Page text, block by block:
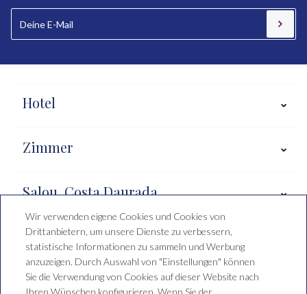
Hotel
Zimmer
Salou, Costa Daurada
Buchungsbedingungen
Wir verwenden eigene Cookies und Cookies von
Drittanbietern, um unsere Dienste zu verbessern,
statistische Informationen zu sammeln und Werbung
anzuzeigen. Durch Auswahl von "Einstellungen" können
Sie die Verwendung von Cookies auf dieser Website nach
Ihren Wünschen konfigurieren. Wenn Sie der